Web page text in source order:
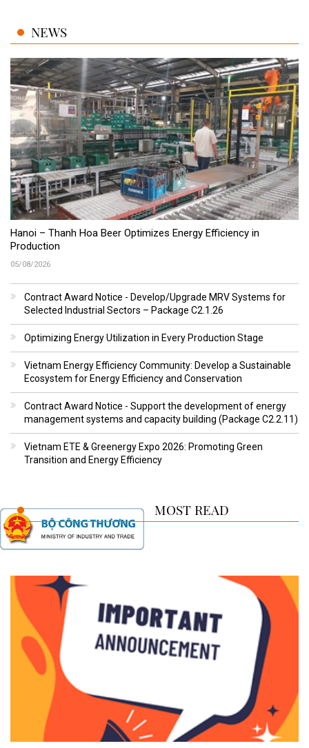
NEWS
Hanoi – Thanh Hoa Beer Optimizes Energy Efficiency in
Production
05/08/2026
Contract Award Notice - Develop/Upgrade MRV Systems for
Selected Industrial Sectors – Package C2.1.26
Optimizing Energy Utilization in Every Production Stage
Vietnam Energy Efficiency Community: Develop a Sustainable
Ecosystem for Energy Efficiency and Conservation
Contract Award Notice - Support the development of energy
management systems and capacity building (Package C2.2.11)
Vietnam ETE & Greenergy Expo 2026: Promoting Green
Transition and Energy Efficiency
MOST READ